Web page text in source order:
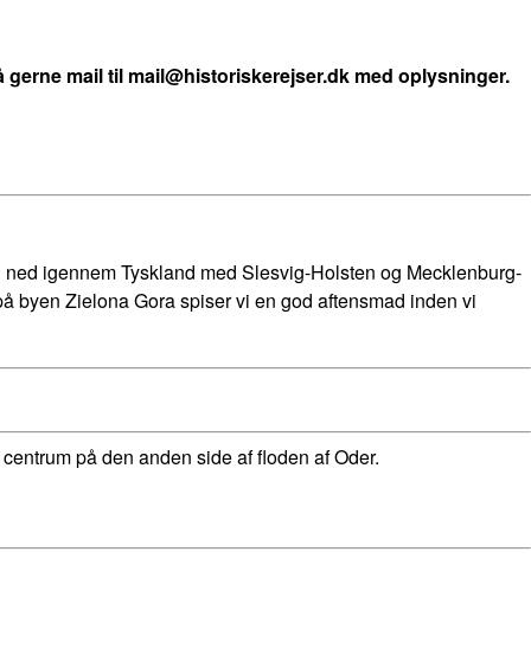
mail til mail@historiskerejser.dk med oplysninger.
igennem Tyskland med Slesvig-Holsten og Mecklenburg-
byen Zielona Gora spiser vi en god aftensmad inden vi
på den anden side af floden af Oder.